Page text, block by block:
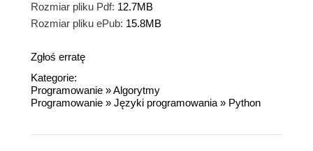
Rozmiar pliku Pdf: 12.7MB
Rozmiar pliku ePub: 15.8MB
Zgłoś erratę
Kategorie:
Programowanie »Algorytmy
Programowanie » Języki programowania » Python